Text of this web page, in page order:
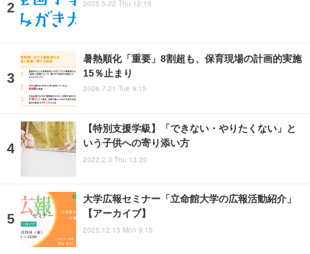
2025.5.22 Thu 12:15
暑熱順化「重要」8割超も、保育現場の計画的実施
15％止まり
2026.7.21 Tue 9:15
【特別支援学級】「できない・やりたくない」と
いう子供への寄り添い方
2022.2.3 Thu 13:20
大学広報セミナー「立命館大学の広報活動紹介」
【アーカイブ】
2025.12.15 Mon 9:15